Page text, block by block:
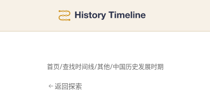
首页/查找时间线/其他/中国历史发展时期
返回探索